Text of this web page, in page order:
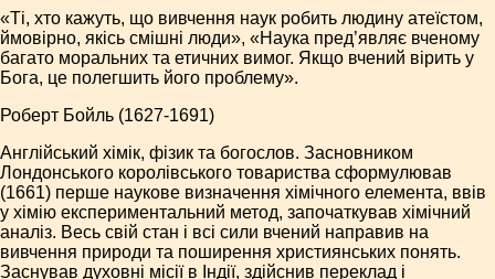
«Ті, хто кажуть, що вивчення наук робить людину атеїстом,
ймовірно, якісь смішні люди», «Наука пред’являє вченому
багато моральних та етичних вимог. Якщо вчений вірить у
Бога, це полегшить його проблему».
Роберт Бойль (1627-1691)
Англійський хімік, фізик та богослов. Засновником
Лондонського королівського товариства сформулював
(1661) перше наукове визначення хімічного елемента, ввів
у хімію експериментальний метод, започаткував хімічний
аналіз. Весь свій стан і всі сили вчений направив на
вивчення природи та поширення християнських понять.
Заснував духовні місії в Індії, здійснив переклад і